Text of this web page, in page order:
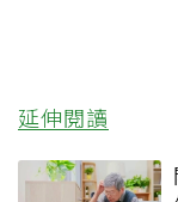
延伸閱讀